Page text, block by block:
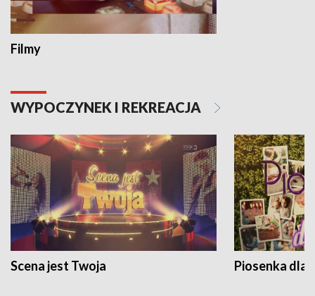
Filmy
WYPOCZYNEK I REKREACJA
Scena jest Twoja Piosenka dla